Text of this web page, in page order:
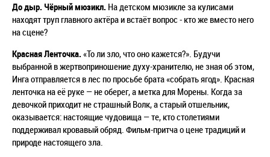
До дыр. Чёрный мюзикл. На детском мюзикле за кулисами
находят труп главного актёра и встаёт вопрос - кто же вместо него
на сцене?
Красная Ленточка. «То ли зло, что оно кажется?». Будучи
выбранной в жертвоприношение духу-хранителю, не зная об этом,
Инга отправляется в лес по просьбе брата «собрать ягод». Красная
ленточка на её руке —не оберег, а метка для Морены. Когда за
девочкой приходит не страшный Волк, а старый отшельник,
оказывается: настоящие чудовища —те, кто столетиями
поддерживал кровавый обряд. Фильм-притча о цене традиций и
природе настоящего зла.